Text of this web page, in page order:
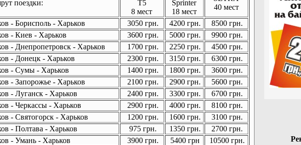
поездки:
T5
8 мест
Sprinter
18 мест
40 мест
- Борисполь - Харьков
3050 грн. 4200 грн.
8500 грн.
- Киев - Харьков
3600 грн. 5000 грн.
9900 грн.
- Днепропетровск - Харьков
1700 грн. 2250 грн.
4500 грн.
- Донецк - Харьков
2300 грн. 3150 грн.
6300 грн.
- Сумы - Харьков
1400 грн. 1800 грн.
3600 грн.
- Запорожье - Харьков
2100 грн. 2900 грн.
5600 грн.
- Луганск - Харьков
2400 грн. 3300 грн.
6700 грн.
- Черкассы - Харьков
2900 грн. 4000 грн.
8100 грн.
- Святогорск - Харьков
1200 грн. 1600 грн.
3100 грн.
- Полтава - Харьков
975 грн. 1350 грн.
2700 грн.
- Умань - Харьков
3900 грн. 5400 грн
10500 грн.